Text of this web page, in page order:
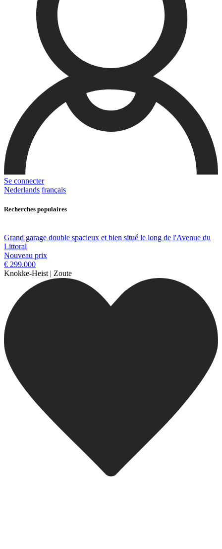
Se connecter
Nederlands français
Recherches populaires
Grand garage double spacieux et bien situé le long de l'Avenue du
Littoral
Nouveau prix
€ 299.000
Knokke-Heist | Zoute